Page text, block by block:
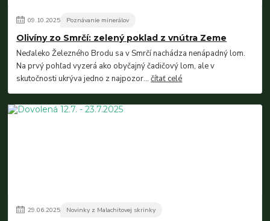
09.10.2025 Poznávanie minerálov
Olivíny zo Smrčí: zelený poklad z vnútra Zeme
Neďaleko Železného Brodu sa v Smrčí nachádza nenápadný lom.
Na prvý pohľad vyzerá ako obyčajný čadičový lom, ale v
skutočnosti ukrýva jedno z najpozor...čítať celé
29.06.2025 Novinky z Malachitovej skrinky